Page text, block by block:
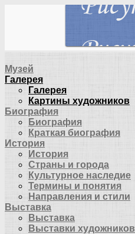
Музей
Галерея
Галерея
Картины художников
Биография
Биография
Краткая биография
История
История
Страны и города
Культурное наследие
Термины и понятия
Направления и стили
Выставка
Выставка
Выставки художников